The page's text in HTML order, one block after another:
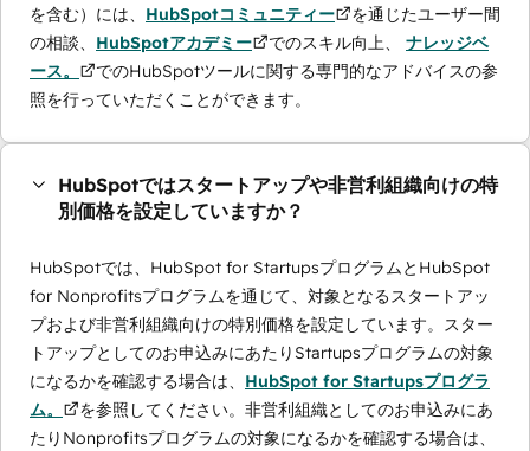
を含む）には、 HubSpotコミュニティー
を通じたユーザー間
の相談、 HubSpotアカデミー でのスキル向上、 ナレッジベ
ース。
でのHubSpotツールに関する専門的なアドバイスの参
照を行っていただくことができます。
HubSpotではスタートアップや非営利組織向けの特
別価格を設定していますか？
HubSpotでは、HubSpot for StartupsプログラムとHubSpot
for Nonprofitsプログラムを通じて、対象となるスタートアッ
プおよび非営利組織向けの特別価格を設定しています。スター
トアップとしてのお申込みにあたりStartupsプログラムの対象
になるかを確認する場合は、 HubSpot for Startupsプログラ
ム。
を参照してください。非営利組織としてのお申込みにあ
たりNonprofitsプログラムの対象になるかを確認する場合は、